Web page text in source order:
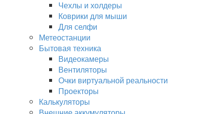
Чехлы и холдеры
Коврики для мыши
Для селфи
Метеостанции
Бытовая техника
Видеокамеры
Вентиляторы
Очки виртуальной реальности
Проекторы
Калькуляторы